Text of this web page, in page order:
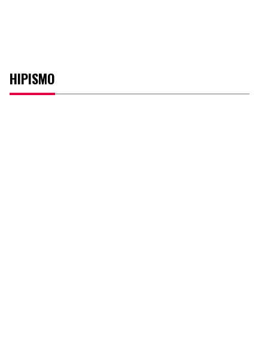
HIPISMO